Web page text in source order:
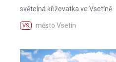
světelná křižovatka ve Vsetíně
VS město Vsetín